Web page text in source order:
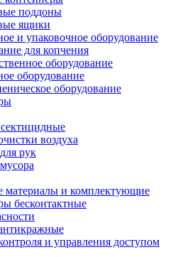
поддоны
ящики
и упаковочное оборудование
для копчения
оборудование
оборудование
оборудование
воздуха
рук
материалы и комплектующие
бесконтактные
и управления доступом